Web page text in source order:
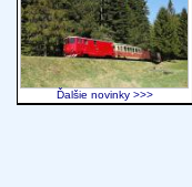
Ďalšie novinky >>>